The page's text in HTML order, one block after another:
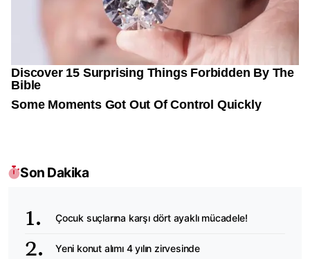
Son Dakika
Çocuk suçlarına karşı dört ayaklı mücadele!
Yeni konut alımı 4 yılın zirvesinde